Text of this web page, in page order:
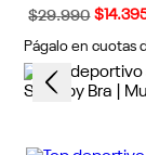
$29.990 $ 14.
Págalo en cuotas